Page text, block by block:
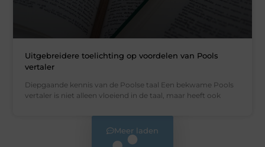
Uitgebreidere toelichting op voordelen van Pools
vertaler
Diepgaande kennis van de Poolse taal Een bekwame Pools
vertaler is niet alleen vloeiend in de taal, maar heeft ook
Meer laden